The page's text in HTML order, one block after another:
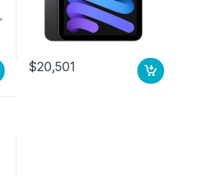
$20,501